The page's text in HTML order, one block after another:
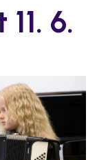
6.